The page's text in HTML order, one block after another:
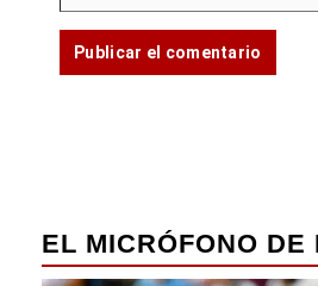
EL MICRÓFONO DE